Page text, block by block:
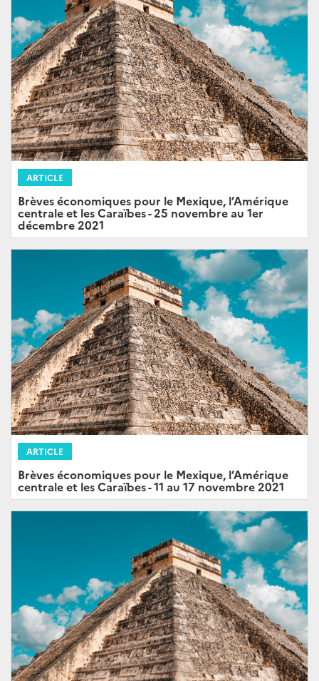
ARTICLE
Brèves économiques pour le Mexique, l’Amérique
centrale et les Caraïbes - 25 novembre au 1er
décembre 2021
ARTICLE
Brèves économiques pour le Mexique, l’Amérique
centrale et les Caraïbes - 11 au 17 novembre 2021